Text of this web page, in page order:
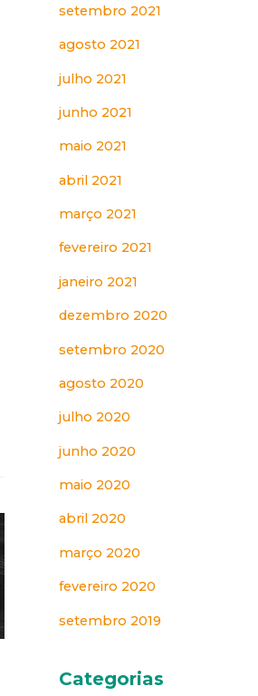
setembro 2021
agosto 2021
julho 2021
junho 2021
maio 2021
abril 2021
março 2021
fevereiro 2021
janeiro 2021
dezembro 2020
setembro 2020
agosto 2020
julho 2020
junho 2020
maio 2020
abril 2020
março 2020
fevereiro 2020
setembro 2019
Categorias